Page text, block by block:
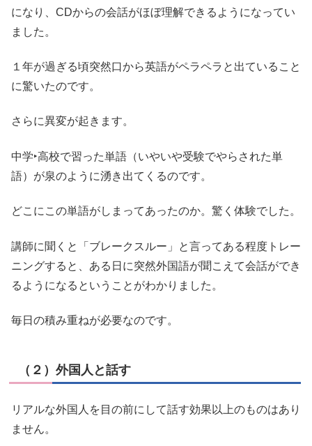
になり、CDからの会話がほぼ理解できるようになってい
ました。
１年が過ぎる頃突然口から英語がペラペラと出ていること
に驚いたのです。
さらに異変が起きます。
中学‣高校で習った単語（いやいや受験でやらされた単
語）が泉のように湧き出てくるのです。
どこにこの単語がしまってあったのか。驚く体験でした。
講師に聞くと「ブレークスルー」と言ってある程度トレー
ニングすると、ある日に突然外国語が聞こえて会話ができ
るようになるということがわかりました。
毎日の積み重ねが必要なのです。
（２）外国人と話す
リアルな外国人を目の前にして話す効果以上のものはあり
ません。